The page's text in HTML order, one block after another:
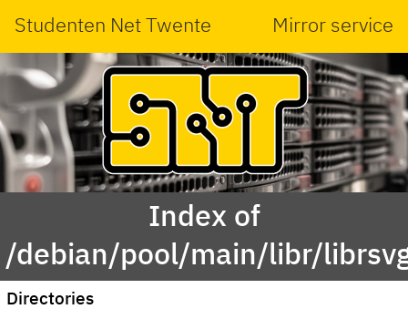
Studenten Net Twente Mirror service
Index of
/debian/pool/main/libr/
Directories